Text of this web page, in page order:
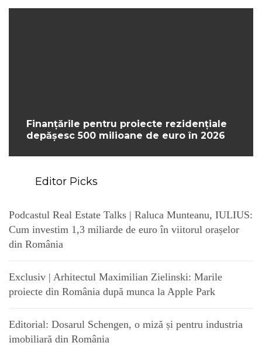
Finanțările pentru proiecte rezidențiale
depășesc 500 milioane de euro în 2026
Editor Picks
Podcastul Real Estate Talks | Raluca Munteanu, IULIUS:
Cum investim 1,3 miliarde de euro în viitorul orașelor
din România
Exclusiv | Arhitectul Maximilian Zielinski: Marile
proiecte din România după munca la Apple Park
Editorial: Dosarul Schengen, o miză și pentru industria
imobiliară din România